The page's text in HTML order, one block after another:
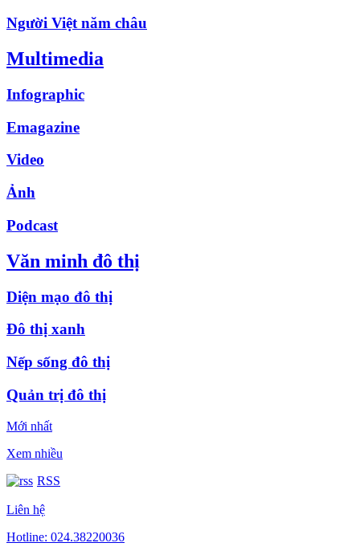
Người Việt năm châu
Multimedia
Infographic
Emagazine
Video
Ảnh
Podcast
Văn minh đô thị
Diện mạo đô thị
Đô thị xanh
Nếp sống đô thị
Quản trị đô thị
Mới nhất
Xem nhiều
RSS
Liên hệ
Hotline: 024.38220036